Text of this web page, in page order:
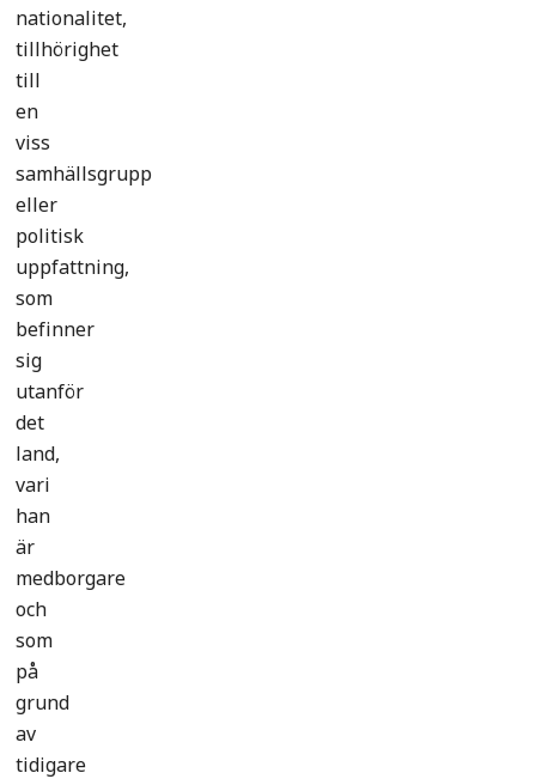
nationalitet,
tillhörighet
till
en
viss
samhällsgrupp
eller
politisk
uppfattning,
som
befinner
sig
utanför
det
land,
vari
han
är
medborgare
och
som
på
grund
av
tidigare